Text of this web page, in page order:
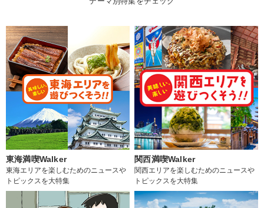
東海満喫Walker
東海エリアを楽しむためのニュースや
トピックスを大特集
関西満喫Walker
関西エリアを楽しむためのニュースや
トピックスを大特集